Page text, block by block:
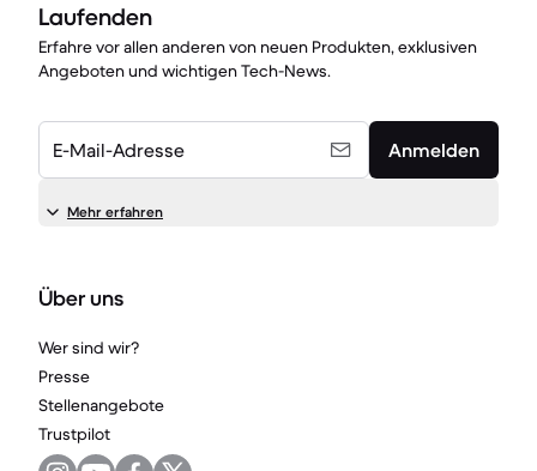
Laufenden
Erfahre vor allen anderen von neuen Produkten, exklusiven
Angeboten und wichtigen Tech-News.
E-Mail-Adresse Anmelden
Mehr erfahren
Über uns
Wer sind wir?
Presse
Stellenangebote
Trustpilot